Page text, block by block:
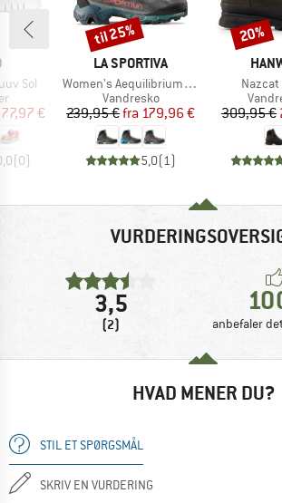
Sol
pris
77,97 €
(0)
MÆRKE
LA SPORTIVA
Artikel
Women's Aequilibrium Hike GTX
Produktgruppe
Vandresko
Pris
239,95 € Nedsat pris
fra 179,96 €
5,0(1)
Rabat
til 25%
Artikel
Nazcat
309,95 €
Rabat
20%
3,5
(2) anbefaler
HVAD MENER DU?
STIL ET SPØRGSMÅL
SKRIV EN VURDERING